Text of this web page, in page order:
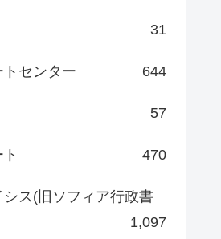
31
センター 644
57
470
ス(旧ソフィア行政書
1,097